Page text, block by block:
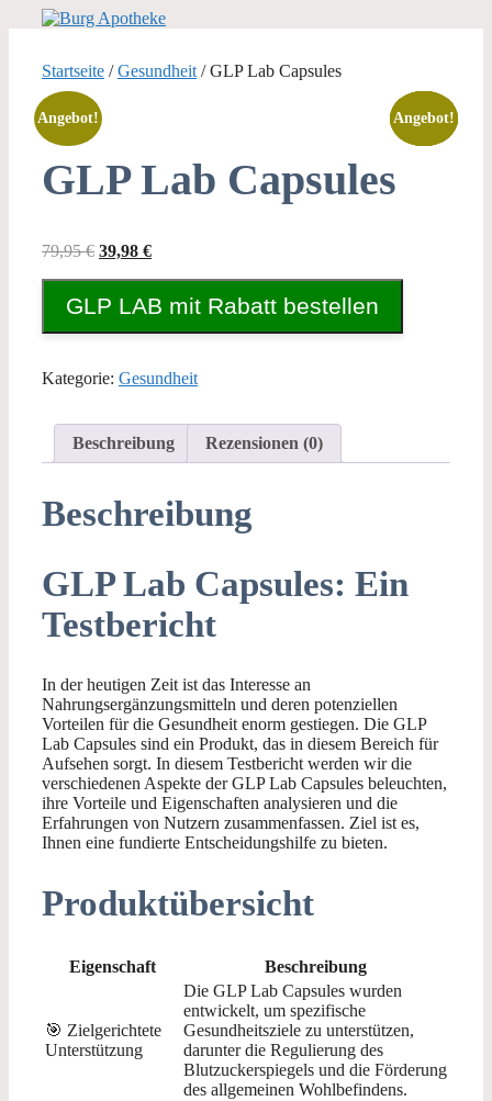
Startseite /Gesundheit / GLP Lab Capsules
Angebot!
GLP Lab Capsules
79,95€ Ursprünglicher
79,95 €
39,98 €Aktueller
39,98 €.
GLP LAB mit Rabatt bestellen
Kategorie: Gesundheit
Beschreibung Rezensionen (0)
Beschreibung
GLP Lab Capsules: Ein
Testbericht
In der heutigen Zeit ist das Interesse an
Nahrungsergänzungsmitteln und deren potenziellen
Vorteilen für die Gesundheit enorm gestiegen. Die GLP
Lab Capsules sind ein Produkt, das in diesem Bereich für
Aufsehen sorgt. In diesem Testbericht werden wir die
verschiedenen Aspekte der GLP Lab Capsules beleuchten,
ihre Vorteile und Eigenschaften analysieren und die
Erfahrungen von Nutzern zusammenfassen. Ziel ist es,
Ihnen eine fundierte Entscheidungshilfe zu bieten.
Produktübersicht
Eigenschaft Beschreibung
🎯 Zielgerichtete
Unterstützung
Die GLP Lab Capsules wurden
entwickelt, um spezifische
Gesundheitsziele zu unterstützen,
darunter die Regulierung des
Blutzuckerspiegels und die Förderung
des allgemeinen Wohlbefindens.
Angebot!
Angebot!
Angebot!
Angebot!